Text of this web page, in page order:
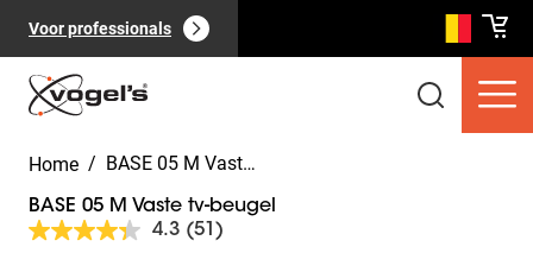
Voor professionals
Home / BASE 05 M Vaste tv-beugel
BASE 05 M Vaste tv-beugel
4.3 Lees
(51)